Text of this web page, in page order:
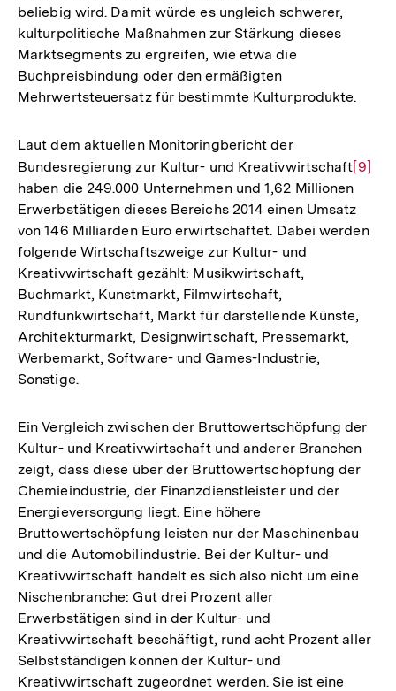
beliebig wird. Damit würde es ungleich schwerer,
kulturpolitische Maßnahmen zur Stärkung dieses
Marktsegments zu ergreifen, wie etwa die
Buchpreisbindung oder den ermäßigten
Mehrwertsteuersatz für bestimmte Kulturprodukte.
Laut dem aktuellen Monitoringbericht der
Bundesregierung zur Kultur- und KreativwirtschaftZur
der
[9]
haben die 249.000 Unternehmen und 1,62 Millionen
Erwerbstätigen dieses Bereichs 2014 einen Umsatz
von 146 Milliarden Euro erwirtschaftet. Dabei werden
folgende Wirtschaftszweige zur Kultur- und
Kreativwirtschaft gezählt: Musikwirtschaft,
Buchmarkt, Kunstmarkt, Filmwirtschaft,
Rundfunkwirtschaft, Markt für darstellende Künste,
Architekturmarkt, Designwirtschaft, Pressemarkt,
Werbemarkt, Software- und Games-Industrie,
Sonstige.
Ein Vergleich zwischen der Bruttowertschöpfung der
Kultur- und Kreativwirtschaft und anderer Branchen
zeigt, dass diese über der Bruttowertschöpfung der
Chemieindustrie, der Finanzdienstleister und der
Energieversorgung liegt. Eine höhere
Bruttowertschöpfung leisten nur der Maschinenbau
und die Automobilindustrie. Bei der Kultur- und
Kreativwirtschaft handelt es sich also nicht um eine
Nischenbranche: Gut drei Prozent aller
Erwerbstätigen sind in der Kultur- und
Kreativwirtschaft beschäftigt, rund acht Prozent aller
Selbstständigen können der Kultur- und
Kreativwirtschaft zugeordnet werden. Sie ist eine